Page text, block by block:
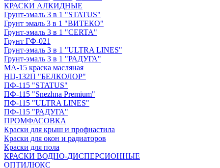
КРАСКИ АЛКИДНЫЕ
Грунт-эмаль 3 в 1 "STATUS"
Грунт эмаль 3 в 1 "ВИТЕКО"
Грунт-эмаль 3 в 1 "CERTA"
Грунт ГФ-021
Грунт-эмаль 3 в 1 "ULTRA LINES"
Грунт-эмаль 3 в 1 "РАДУГА"
МА-15 краска масляная
НЦ-132П "БЕЛКОЛОР"
ПФ-115 "STATUS"
ПФ-115 "Snezhna Premium"
ПФ-115 "ULTRA LINES"
ПФ-115 "РАДУГА"
ПРОМФАСОВКА
Краски для крыш и профнастила
Краски для окон и радиаторов
Краски для пола
КРАСКИ ВОДНО-ДИСПЕРСИОННЫЕ
ОПТИЛЮКС